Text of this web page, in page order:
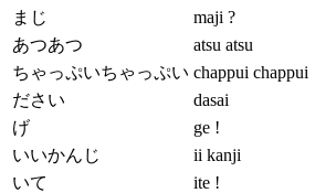
まじ
maji ?
あつあつ
atsu atsu
ちゃっぷいちゃっぷい chappui chappui
ださい
dasai
げ
ge !
いいかんじ
ii kanji
いて
ite !